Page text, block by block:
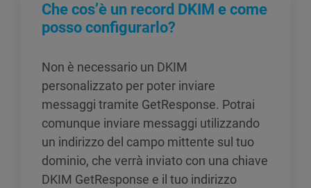
Che cos’è un record DKIM e come
posso configurarlo?
Non è necessario un DKIM
personalizzato per poter inviare
messaggi tramite GetResponse. Potrai
comunque inviare messaggi utilizzando
un indirizzo del campo mittente sul tuo
dominio, che verrà inviato con una chiave
DKIM GetResponse e il tuo indirizzo